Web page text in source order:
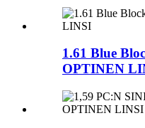
1.61 Blue
OPTINEN